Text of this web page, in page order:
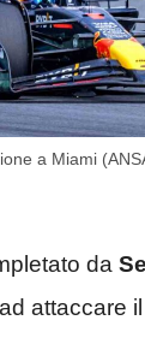
a Miami
da
attaccare